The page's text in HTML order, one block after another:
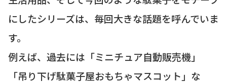
にしたシリーズは、毎回大きな話題を呼んでいま
す。
例えば、過去には「ミニチュア自動販売機」
「吊り下げ駄菓子屋おもちゃマスコット」な